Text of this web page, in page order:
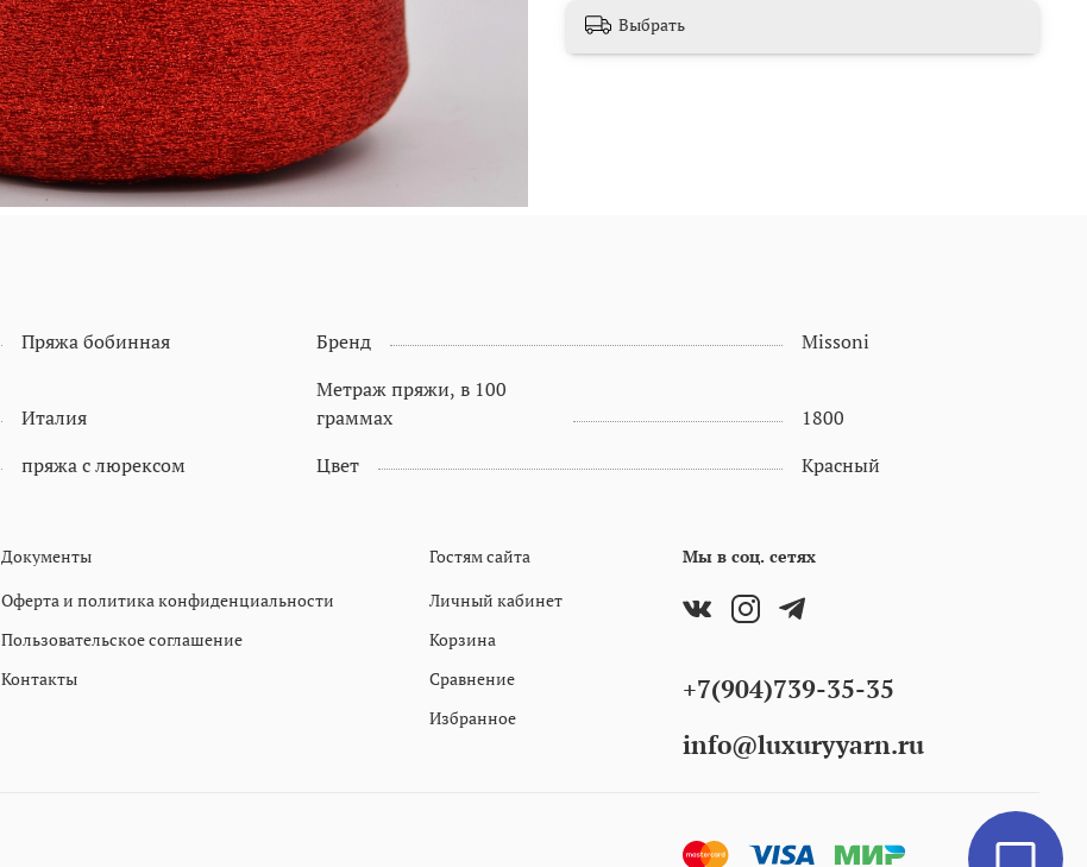
Выбрать
Пряжа бобинная Бренд Missoni
Италия
Метраж пряжи, в 100
граммах
1800
пряжа с люрексом Цвет Красный
Документы
Оферта и политика конфиденциальности
Пользовательское соглашение
Контакты
Гостям сайта
Личный кабинет
Корзина
Сравнение
Избранное
Мы в соц. сетях
+7(904)739-35-35
info@luxuryyarn.ru